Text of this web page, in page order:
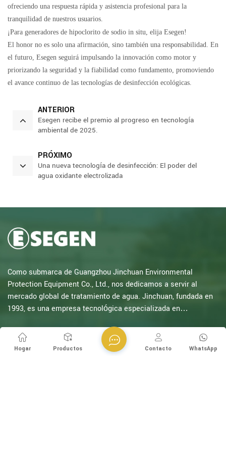
ofreciendo una respuesta rápida y asistencia profesional para la
tranquilidad de nuestros usuarios.
¡Para generadores de hipoclorito de sodio in situ, elija Esegen!
El honor no es solo una afirmación, sino también una responsabilidad. En
el futuro, Esegen seguirá impulsando la innovación como motor y
priorizando la seguridad y la fiabilidad como fundamento, promoviendo
el avance continuo de las tecnologías de desinfección ecológicas.
ANTERIOR
Esegen recibe el premio al progreso en tecnología
ambiental de 2025.
PRÓXIMO
Una nueva tecnología de desinfección: El poder del
agua oxidante electrolizada
Como submarca de Guangzhou Jinchuan Environmental
Protection Equipment Co., Ltd., nos dedicamos a servir al
mercado global de tratamiento de agua. Jinchuan, fundada en
1993, es una empresa tecnológica especializada en
oxidación catalítica, electrólisis, desinfección, I+D, diseño y
fabricación de equipos electroquímicos y de tratamiento de
agua, somos una de las empresas con mayor experiencia de
Room 814, Building 8, No. 80, Shilian Road (Shiqi Village
Section), Shiqi Town, Panyu District, Guangzhou, China
Hogar Productos WhatsApp
Contacto